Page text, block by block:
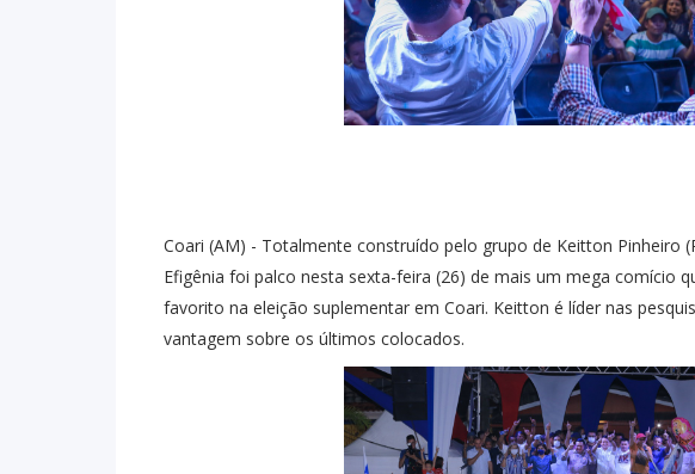
Coari (AM) - Totalmente construído pelo grupo de Keitton Pinheiro
Efigênia foi palco nesta sexta-feira (26) de mais um mega comício
favorito na eleição suplementar em Coari. Keitton é líder nas
vantagem sobre os últimos colocados.